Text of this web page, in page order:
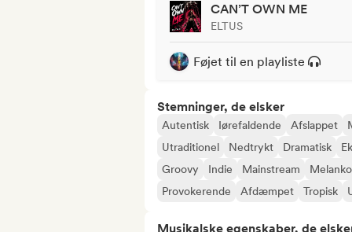
CAN’T OWN ME
ELTUS
Føjet til en playliste
Stemninger, de elsker
Autentisk Iørefaldende Afslappet
Utraditionel
Nedtrykt Dramatisk
Groovy
Indie Mainstream
Provokerende
Afdæmpet Tropisk
Musikalske egenskaber, de